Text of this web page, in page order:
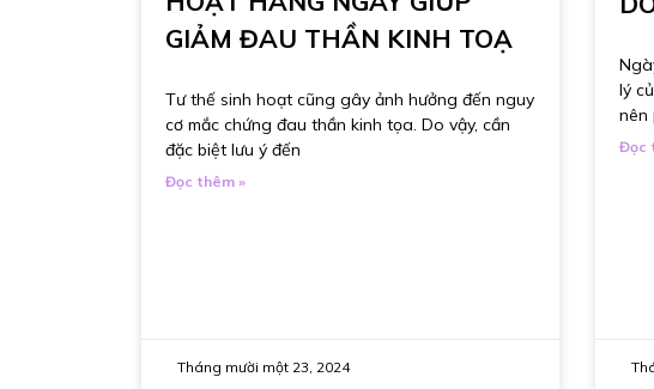
GIẢM ĐAU THẦN KINH TOẠ
Tư thế sinh hoạt cũng gây ảnh hưởng đến nguy
cơ mắc chứng đau thần kinh tọa. Do vậy, cần
đặc biệt lưu ý đến
Đọc thêm »
Tháng mười một 23, 2024
lý
nên
Đọc